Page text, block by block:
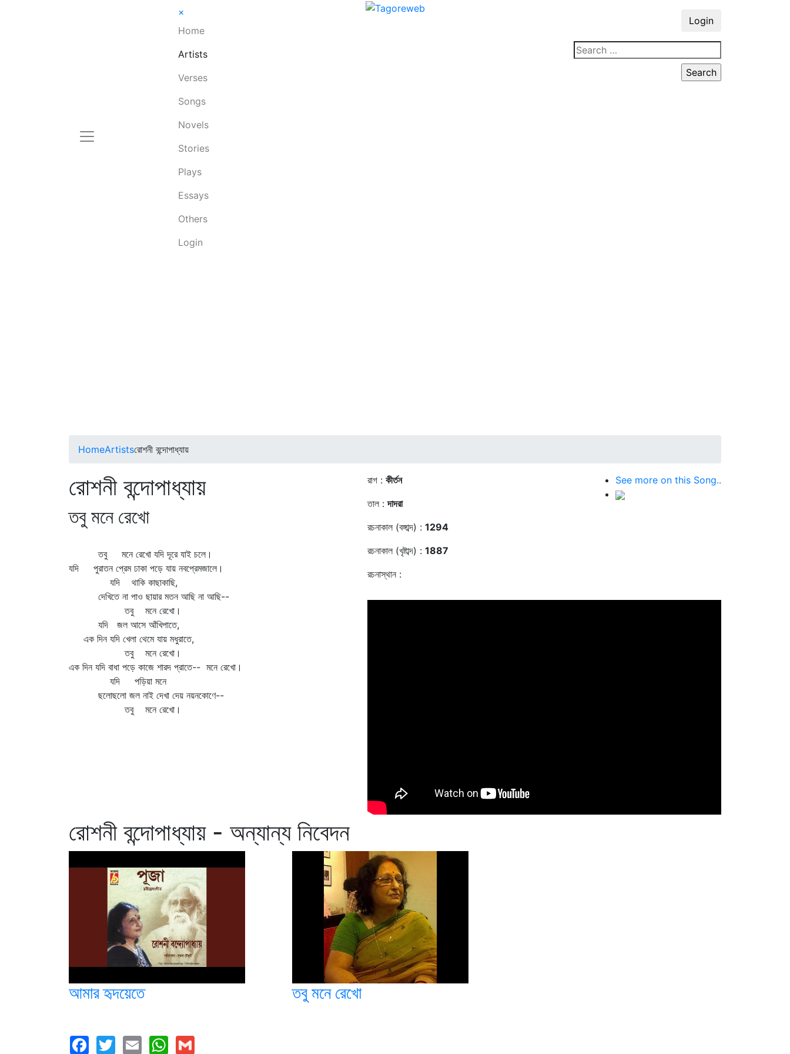
×
Home
Artists
Verses
Songs
Novels
Stories
Plays
Essays
Others
Login
Login
HomeArtistsরোশনী বন্দোপাধ্যায়
রোশনী বন্দোপাধ্যায়
তবু মনে রেখো
তবু মনে রেখো যদি দূরে যাই চলে।
যদি পুরাতন প্রেম ঢাকা পড়ে যায় নবপ্রেমজালে।
যদি থাকি কাছাকাছি,
দেখিতে না পাও ছায়ার মতন আছি না আছি--
তবু মনে রেখো।
যদি জল আসে আঁখিপাতে,
এক দিন যদি খেলা থেমে যায় মধুরাতে,
তবু মনে রেখো।
এক দিন যদি বাধা পড়ে কাজে শারদ প্রাতে-- মনে রেখো।
যদি পড়িয়া মনে
ছলোছলো জল নাই দেখা দেয় নয়নকোণে--
তবু মনে রেখো।
রাগ : কীর্তন
তাল :দাদরা
রচনাকাল (বঙ্গাব্দ) : 1294
রচনাকাল (খৃষ্টাব্দ) : 1887
রচনাস্থান :
See more on this Song..
রোশনী বন্দোপাধ্যায় - অন্যান্য নিবেদন
আমার হৃদয়েতে তবু মনে রেখো